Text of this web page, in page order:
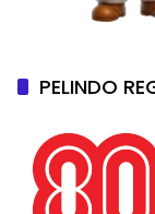
PELINDO